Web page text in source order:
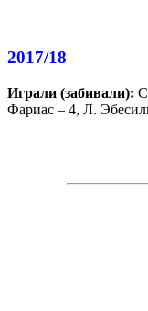
2017/18
Играли (забивали):
Фариас – 4, Л.